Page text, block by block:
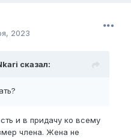
2023
сказал:
и в придачу ко всему
члена. Жена не